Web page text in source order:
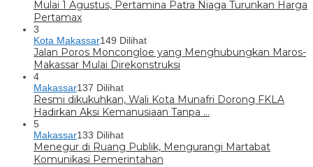
Mulai 1 Agustus, Pertamina Patra Niaga Turunkan Harga
Pertamax
3
Kota Makassar149 Dilihat
Jalan Poros Moncongloe yang Menghubungkan Maros-
Makassar Mulai Direkonstruksi
4
Makassar137 Dilihat
Resmi dikukuhkan, Wali Kota Munafri Dorong FKLA
Hadirkan Aksi Kemanusiaan Tanpa …
5
Makassar133 Dilihat
Menegur di Ruang Publik, Mengurangi Martabat
Komunikasi Pemerintahan